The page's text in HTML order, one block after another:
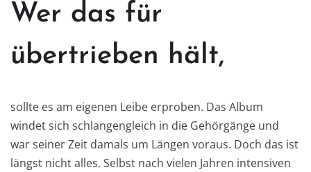
Wer das für
übertrieben hält,
sollte es am eigenen Leibe erproben. Das Album
windet sich schlangengleich in die Gehörgänge und
war seiner Zeit damals um Längen voraus. Doch das ist
längst nicht alles. Selbst nach vielen Jahren intensiven